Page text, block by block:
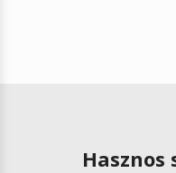
Hasznos